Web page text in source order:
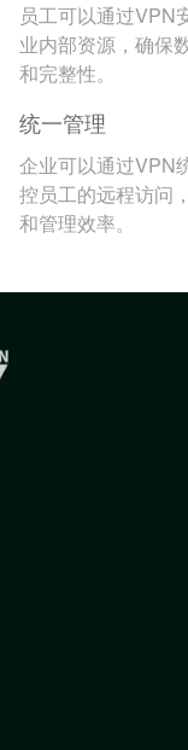
员工可以通过VPN
业内部资源，确保
和完整性。
统一管理
企业可以通过VPN
控员工的远程访问
和管理效率。